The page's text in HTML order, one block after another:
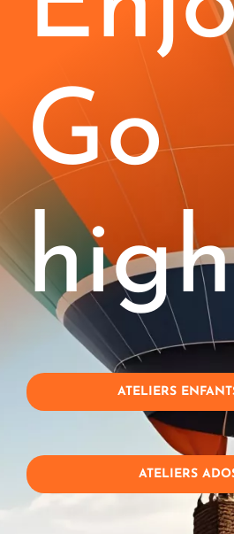
Blog
Jobs
Entreprise
Contact
Go
ATELIERS
ATELIERS